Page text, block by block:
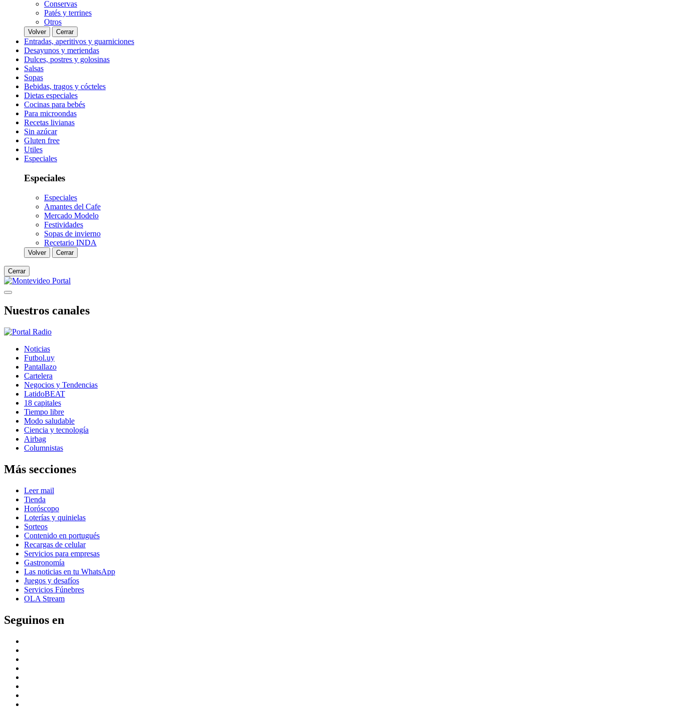
Conservas
Patés y terrines
Otros
Volver Cerrar
Entradas, aperitivos y guarniciones
Desayunos y meriendas
Dulces, postres y golosinas
Salsas
Sopas
Bebidas, tragos y cócteles
Dietas especiales
Cocinas para bebés
Para microondas
Recetas livianas
Sin azúcar
Gluten free
Utiles
Especiales
Especiales
Especiales
Amantes del Cafe
Mercado Modelo
Festividades
Sopas de invierno
Recetario INDA
Volver Cerrar
Cerrar
Nuestros canales
Noticias
Futbol.uy
Pantallazo
Cartelera
Negocios y Tendencias
LatidoBEAT
18 capitales
Tiempo libre
Modo saludable
Ciencia y tecnología
Airbag
Columnistas
Más secciones
Leer mail
Tienda
Horóscopo
Loterías y quinielas
Sorteos
Contenido en portugués
Recargas de celular
Servicios para empresas
Gastronomía
Las noticias en tu WhatsApp
Juegos y desafíos
Servicios Fúnebres
OLA Stream
Seguinos en